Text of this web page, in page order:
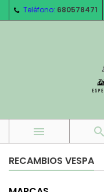
Teléfono: 680578471
 
RECAMBIOS VESPA